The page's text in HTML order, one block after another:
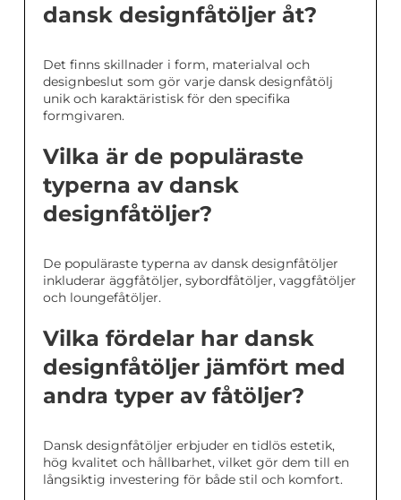
dansk designfåtöljer åt?
Det finns skillnader i form, materialval och
designbeslut som gör varje dansk designfåtölj
unik och karaktäristisk för den specifika
formgivaren.
Vilka är de populäraste
typerna av dansk
designfåtöljer?
De populäraste typerna av dansk designfåtöljer
inkluderar äggfåtöljer, sybordfåtöljer, vaggfåtöljer
och loungefåtöljer.
Vilka fördelar har dansk
designfåtöljer jämfört med
andra typer av fåtöljer?
Dansk designfåtöljer erbjuder en tidlös estetik,
hög kvalitet och hållbarhet, vilket gör dem till en
långsiktig investering för både stil och komfort.